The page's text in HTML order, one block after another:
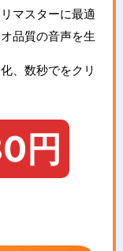
マスターに最適
品質の音声を生
、数秒でをクリ
円